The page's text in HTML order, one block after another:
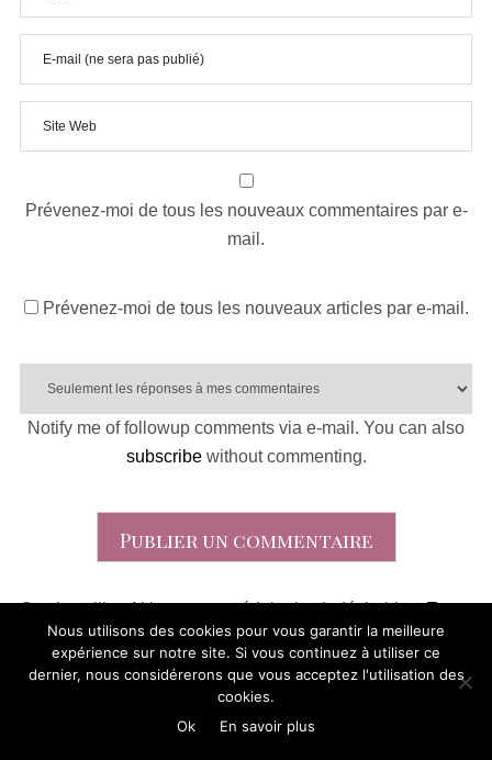
Prévenez-moi de tous les nouveaux commentaires par e-
mail.
Prévenez-moi de tous les nouveaux articles par e-mail.
Notify me of followup comments via e-mail. You can also
subscribewithout commenting.
Ce site utilise Akismet pour réduire les indésirables.En
savoir plus sur la façon dont les données de vos
commentaires sont traitées .
3 Commentaires
Nous utilisons des cookies pour vous garantir la meilleure
expérience sur notre site. Si vous continuez à utiliser ce
dernier, nous considérerons que vous acceptez l'utilisation des
cookies.
Ok
En savoir plus